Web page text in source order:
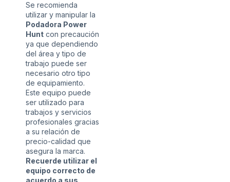
Se recomienda
utilizar y manipular la
Podadora Power
Hunt con precaución
ya que dependiendo
del área y tipo de
trabajo puede ser
necesario otro tipo
de equipamiento.
Este equipo puede
ser utilizado para
trabajos y servicios
profesionales gracias
a su relación de
precio-calidad que
asegura la marca.
Recuerde utilizar el
equipo correcto de